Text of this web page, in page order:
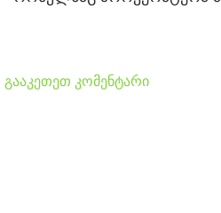
გააკეთეთ კომენტარი